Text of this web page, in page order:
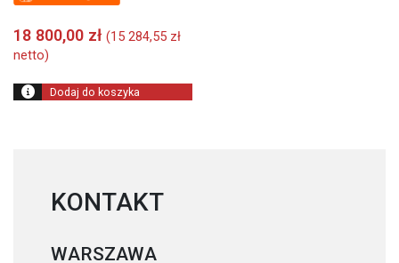
18 800,00 zł (15 284,55 zł
netto)
Dodaj do koszyka
KONTAKT
WARSZAWA